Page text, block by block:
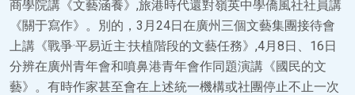
商學院講《文藝涵養》,旅港時代還對嶺英中學僑風社社員講
《關于寫作》。別的，3月24日在廣州三個文藝集團接待會
上講《戰爭·平易近主·扶植階段的文藝任務》,4月8日、16日
分辨在廣州青年會和噴鼻港青年會作同題演講《國民的文
藝》。有時作家甚至會在上述統一機構或社團停止不止一次